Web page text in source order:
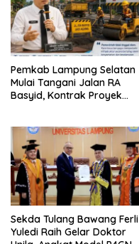
Pemkab Lampung Selatan
Mulai Tangani Jalan RA
Basyid, Kontrak Proyek
Sekda Tulang Bawang Ferli
Yuledi Raih Gelar Doktor